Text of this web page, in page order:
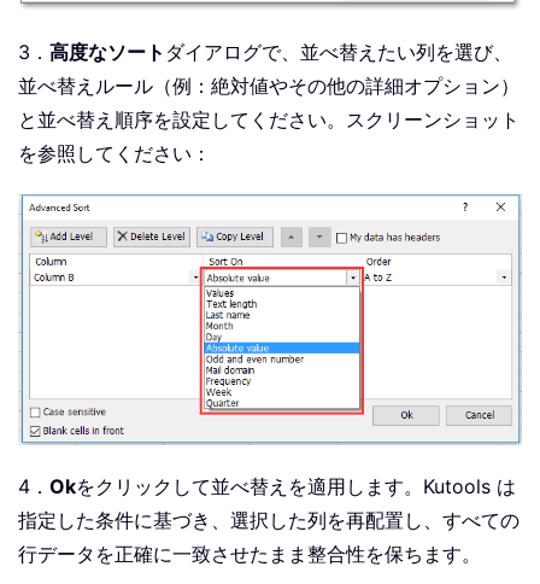
3． 高度なソート ダイアログで、並べ替えたい列を選び、
並べ替えルール（例：絶対値やその他の詳細オプション）
と並べ替え順序を設定してください。スクリーンショット
を参照してください：
4． Okをクリックして並べ替えを適用します。Kutools は
指定した条件に基づき、選択した列を再配置し、すべての
行データを正確に一致させたまま整合性を保ちます。